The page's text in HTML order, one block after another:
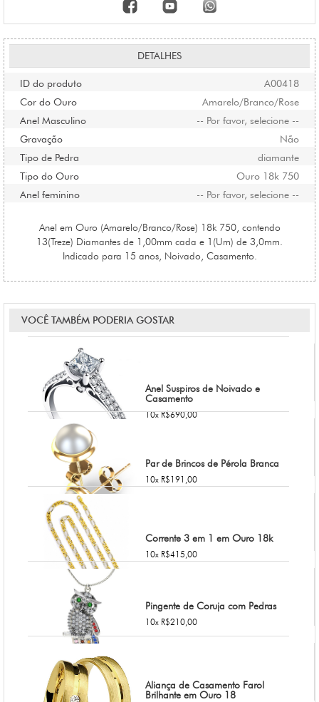
DETALHES
ID do produto A00418
Cor do Ouro Amarelo/Branco/Rose
Anel Masculino -- Por favor, selecione --
Gravação Não
Tipo de Pedra diamante
Tipo do Ouro Ouro 18k 750
Anel feminino -- Por favor, selecione --
Anel em Ouro (Amarelo/Branco/Rose) 18k 750, contendo
13(Treze) Diamantes de 1,00mm cada e 1(Um) de 3,0mm.
Indicado para 15 anos, Noivado, Casamento.
VOCÊ TAMBÉM PODERIA GOSTAR
Anel Suspiros de Noivado e
Casamento
10x R$690,00
Par de Brincos de Pérola Branca
10x R$191,00
Corrente 3 em 1 em Ouro 18k
10x R$415,00
Pingente de Coruja com Pedras
10x R$210,00
Aliança de Casamento Farol
Brilhante em Ouro 18